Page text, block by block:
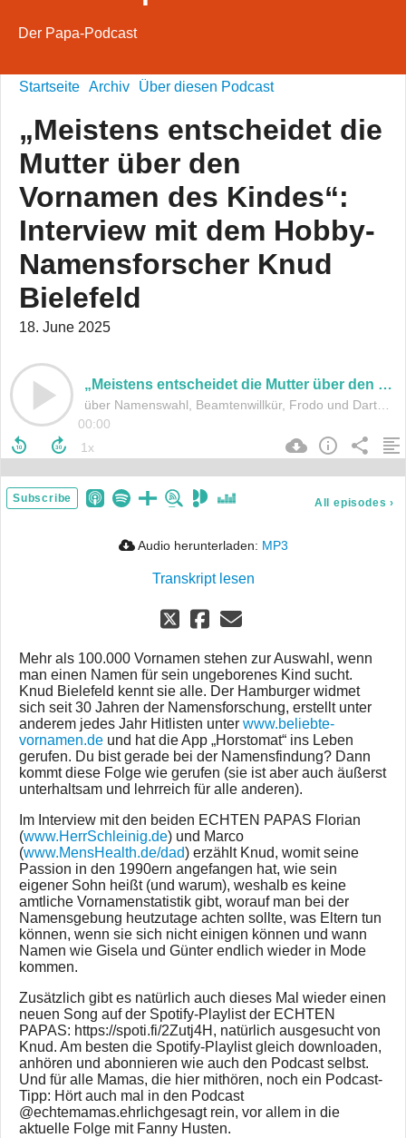
Der Papa-Podcast
Startseite Archiv Über diesen Podcast
„Meistens entscheidet die
Mutter über den
Vornamen des Kindes“:
Interview mit dem Hobby-
Namensforscher Knud
Bielefeld
18. June 2025
„Meistens entscheidet die Mutter über den Vornamen des Kindes“: Interview mit dem Hobby-Namensforscher Knud Bielefeld
00:00
Subscribe All episodes ›
Audio herunterladen: MP3
Transkript lesen
Mehr als 100.000 Vornamen stehen zur Auswahl, wenn
man einen Namen für sein ungeborenes Kind sucht.
Knud Bielefeld kennt sie alle. Der Hamburger widmet
sich seit 30 Jahren der Namensforschung, erstellt unter
anderem jedes Jahr Hitlisten unter www.beliebte-
vornamen.de und hat die App „Horstomat“ ins Leben
gerufen. Du bist gerade bei der Namensfindung? Dann
kommt diese Folge wie gerufen (sie ist aber auch äußerst
unterhaltsam und lehrreich für alle anderen).
Im Interview mit den beiden ECHTEN PAPAS Florian
(www.HerrSchleinig.de) und Marco
(www.MensHealth.de/dad) erzählt Knud, womit seine
Passion in den 1990ern angefangen hat, wie sein
eigener Sohn heißt (und warum), weshalb es keine
amtliche Vornamenstatistik gibt, worauf man bei der
Namensgebung heutzutage achten sollte, was Eltern tun
können, wenn sie sich nicht einigen können und wann
Namen wie Gisela und Günter endlich wieder in Mode
kommen.
Zusätzlich gibt es natürlich auch dieses Mal wieder einen
neuen Song auf der Spotify-Playlist der ECHTEN
PAPAS: https://spoti.fi/2Zutj4H, natürlich ausgesucht von
Knud. Am besten die Spotify-Playlist gleich downloaden,
anhören und abonnieren wie auch den Podcast selbst.
Und für alle Mamas, die hier mithören, noch ein Podcast-
Tipp: Hört auch mal in den Podcast
@echtemamas.ehrlichgesagt rein, vor allem in die
aktuelle Folge mit Fanny Husten.